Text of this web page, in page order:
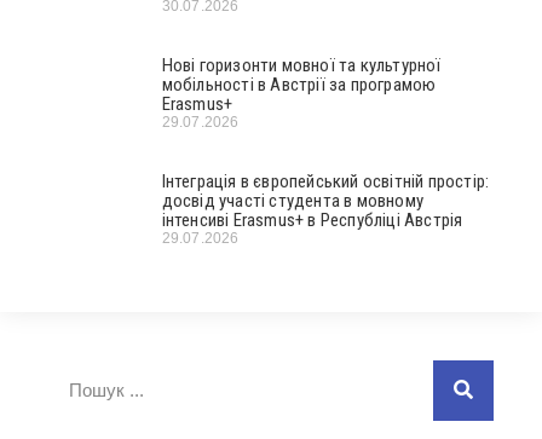
30.07.2026
Нові горизонти мовної та культурної
мобільності в Австрії за програмою
Erasmus+
29.07.2026
Інтеграція в європейський освітній простір:
досвід участі студента в мовному
інтенсиві Erasmus+ в Республіці Австрія
29.07.2026